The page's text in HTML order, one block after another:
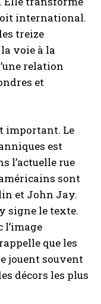
international.
treize
voie à la
relation
et
important. Le
est
l’actuelle rue
sont
et John Jay.
signe le texte.
l’image
que les
jouent souvent
décors les plus